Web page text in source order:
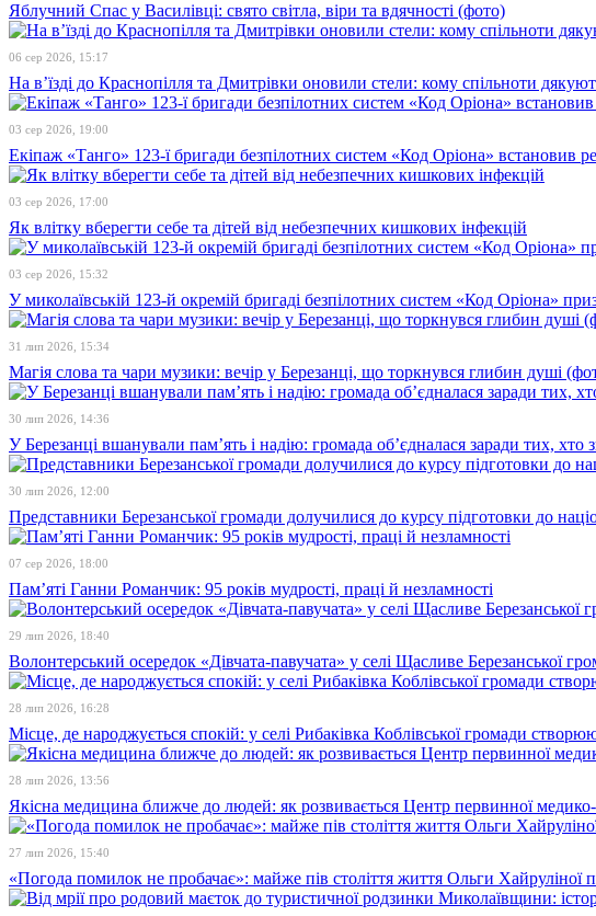
Яблучний Спас у Василівці: свято світла, віри та вдячності (фото)
06 сер 2026, 15:17
На в’їзді до Краснопілля та Дмитрівки оновили стели: кому спільноти
03 сер 2026, 19:00
Екіпаж «Танго» 123-ї бригади безпілотних систем «Код Оріона» встановив
03 сер 2026, 17:00
Як влітку вберегти себе та дітей від небезпечних кишкових інфекцій
03 сер 2026, 15:32
У миколаївській 123-й окремій бригаді безпілотних систем «Код Оріона»
31 лип 2026, 15:34
Магія слова та чари музики: вечір у Березанці, що торкнувся глибин душі
30 лип 2026, 14:36
У Березанці вшанували пам’ять і надію: громада об’єдналася заради тих, хто
30 лип 2026, 12:00
Представники Березанської громади долучилися до курсу підготовки до
07 сер 2026, 18:00
Пам’яті Ганни Романчик: 95 років мудрості, праці й незламності
29 лип 2026, 18:40
Волонтерський осередок «Дівчата-павучата» у селі Щасливе Березанської
28 лип 2026, 16:28
Місце, де народжується спокій: у селі Рибаківка Коблівської громади
28 лип 2026, 13:56
Якісна медицина ближче до людей: як розвивається Центр первинної
27 лип 2026, 15:40
«Погода помилок не пробачає»: майже пів століття життя Ольги Хайруліної